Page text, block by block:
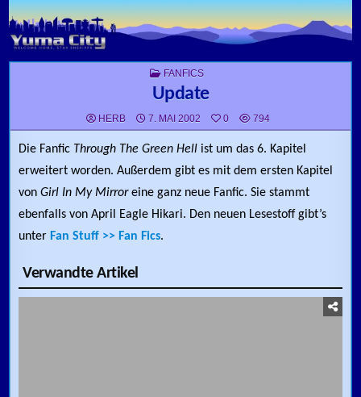
Skip to content
POSTED IN
FANFICS
Update
HERB 7. MAI 2002 0 794
Die Fanfic Through The Green Hell ist um das 6. Kapitel
erweitert worden. Außerdem gibt es mit dem ersten Kapitel
vonGirl In My Mirroreine ganz neue Fanfic. Sie stammt
ebenfalls von April Eagle Hikari. Den neuen Lesestoff gibt’s
unterFan Stuff >> Fan Fics.
Verwandte Artikel